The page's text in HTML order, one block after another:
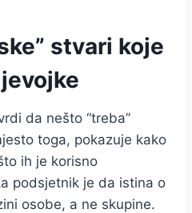
stvari koje
da nešto “treba”
toga, pokazuje kako
ih je korisno
podsjetnik je da istina o
osobe, a ne skupine.